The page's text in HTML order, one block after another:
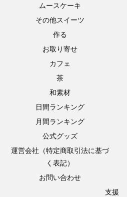
ムースケーキ
その他スイーツ
作る
お取り寄せ
カフェ
茶
和素材
日間ランキング
月間ランキング
公式グッズ
運営会社（特定商取引法に基づ
く表記）
お問い合わせ
支援